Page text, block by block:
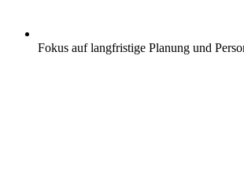
Fokus auf langfristige Planung und